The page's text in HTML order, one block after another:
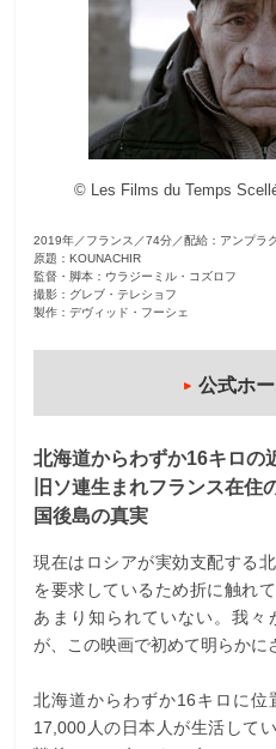
こ
の
街
© Les Films du Temps
2019年／フランス／74分／配給：アンプラ
原題：KOUNACHIR
監督・脚本：ウラジーミル・コズロフ
撮影：グレブ・テレショフ
製作：デヴィッド・フーシェ
公式ホ
北海道からわずか16キロの
旧ソ連生まれフランス在住
国後島の真実
現在はロシアが実効支配する
を要求しているため折に触れ
あまり知られていない。我
が、この映画で初めて明らかに
北海道からわずか16キロに
17,000人の日本人が生活して